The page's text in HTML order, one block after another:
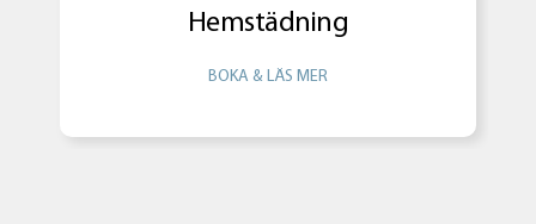
Hemstädning
BOKA & LÄS MER